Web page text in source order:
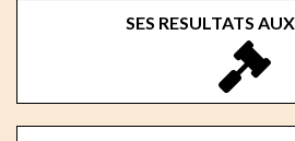
SES RESULTATS